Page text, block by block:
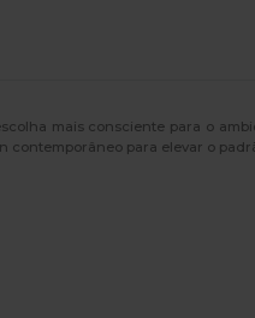
mais consciente para o
para elevar o